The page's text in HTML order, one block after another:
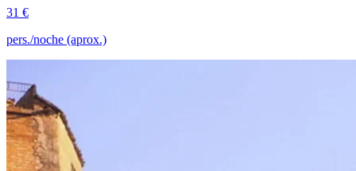
31 €
pers./noche (aprox.)